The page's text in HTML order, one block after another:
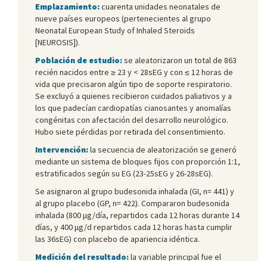
Emplazamiento:cuarenta unidades neonatales de
nueve países europeos (pertenecientes al grupo
Neonatal European Study of Inhaled Steroids
[NEUROSIS]).
Población de estudio:se aleatorizaron un total de 863
recién nacidos entre ≥ 23 y < 28sEG y con ≤ 12 horas de
vida que precisaron algún tipo de soporte respiratorio.
Se excluyó a quienes recibieron cuidados paliativos y a
los que padecían cardiopatías cianosantes y anomalías
congénitas con afectación del desarrollo neurológico.
Hubo siete pérdidas por retirada del consentimiento.
Intervención:la secuencia de aleatorización se generó
mediante un sistema de bloques fijos con proporción 1:1,
estratificados según su EG (23-25sEG y 26-28sEG).
Se asignaron al grupo budesonida inhalada (GI, n= 441) y
al grupo placebo (GP, n= 422). Compararon budesonida
inhalada (800 μg/día, repartidos cada 12 horas durante 14
días, y 400 μg/d repartidos cada 12 horas hasta cumplir
las 36sEG) con placebo de apariencia idéntica.
Medición del resultado:la variable principal fue el